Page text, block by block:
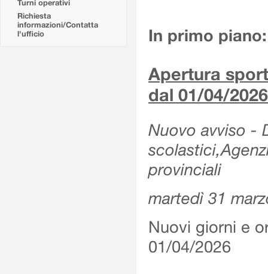
Turni operativi
Richiesta
informazioni/Contatta
l'ufficio
In primo piano:
Apertura
dal 01/04/2026
Nuovo avviso -
provinciali
martedì 31
Nuovi giorni e
01/04/2026